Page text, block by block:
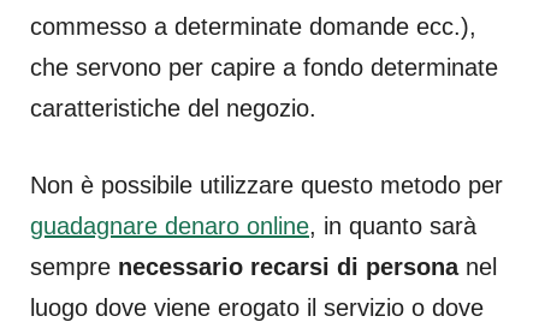
commesso a determinate domande ecc.),
che servono per capire a fondo determinate
caratteristiche del negozio.
Non è possibile utilizzare questo metodo per
guadagnare denaro online, in quanto sarà
sempre necessario recarsi di personanel
luogo dove viene erogato il servizio o dove